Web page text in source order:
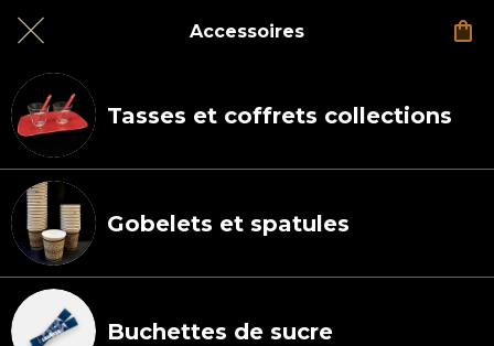
Accessoires
Tasses et coffrets collections
Gobelets et spatules
Buchettes de sucre